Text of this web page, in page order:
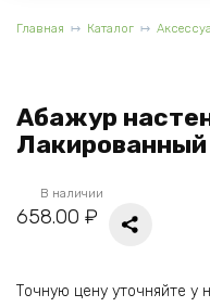
Главная Каталог
Абажур
Лакированный
В наличии
658.00 ₽
Точную цену уточняйте у